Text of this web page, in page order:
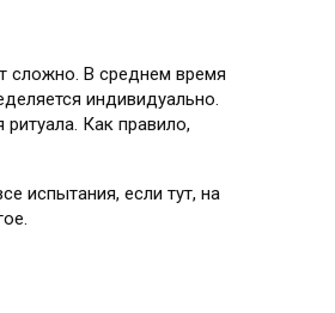
сложно. В среднем время
индивидуально.
Как правило,
испытания, если тут, на